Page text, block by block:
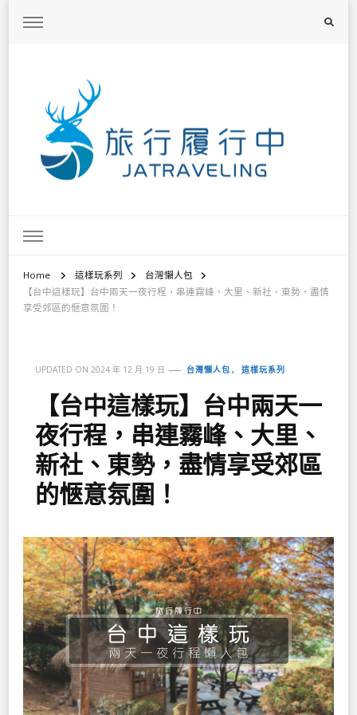
Home 這樣玩系列
台灣懶人包
【台中這樣玩】台中兩天一夜行程，串連霧峰、大里、新社、東勢，盡情
享受郊區的愜意氛圍！
UPDATED ON 2024 年 12 月 19 日 台灣懶人包 這樣玩系列
【台中這樣玩】台中兩天一
夜行程，串連霧峰、大里、
新社、東勢，盡情享受郊區
的愜意氛圍！